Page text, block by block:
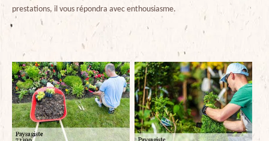
prestations, il vous répondra avec enthousiasme.